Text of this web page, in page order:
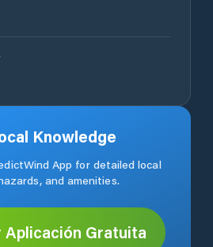
Knowledge
App for detailed local
and amenities.
Aplicación Gratuita